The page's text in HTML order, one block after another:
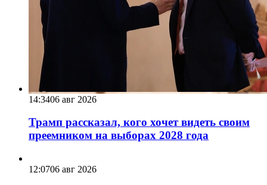
14:3406 авг 2026
Трамп рассказал, кого хочет видеть своим
преемником на выборах 2028 года
12:0706 авг 2026